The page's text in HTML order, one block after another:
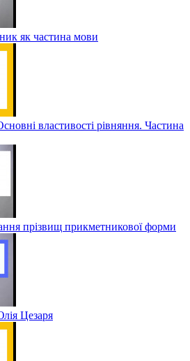
як частина мови
властивості рівняння. Частина
прізвищ прикметникової форми
Цезаря